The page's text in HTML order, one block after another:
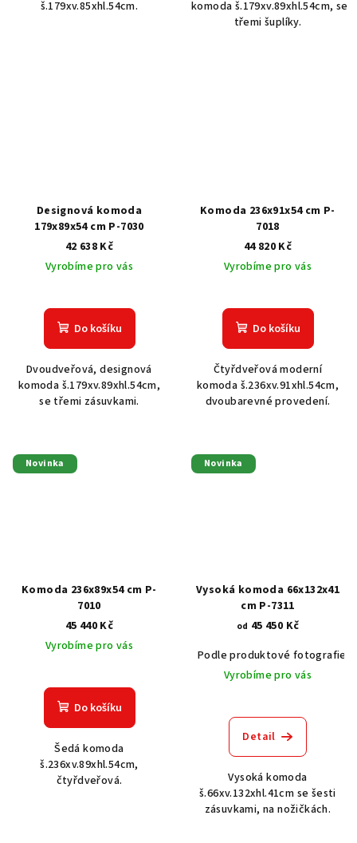
š.179xv.85xhl.54cm.
komoda š.179xv.89xhl.54cm, se
třemi šuplíky.
Designová komoda
179x89x54 cm P-7030
42 638 Kč
Vyrobíme pro vás
Do košíku
Dvoudveřová, designová
komoda š.179xv.89xhl.54cm,
se třemi zásuvkami.
Komoda 236x91x54 cm P-
7018
44 820 Kč
Vyrobíme pro vás
Do košíku
Čtyřdveřová moderní
komoda š.236xv.91xhl.54cm,
dvoubarevné provedení.
Novinka
Komoda 236x89x54 cm P-
7010
45 440 Kč
Vyrobíme pro vás
Do košíku
Šedá komoda
š.236xv.89xhl.54cm,
čtyřdveřová.
Novinka
Vysoká komoda 66x132x41
cm P-7311
od 45 450 Kč
Podle produktové fotografie
Vyrobíme pro vás
Detail
Vysoká komoda
š.66xv.132xhl.41cm se šesti
zásuvkami, na nožičkách.